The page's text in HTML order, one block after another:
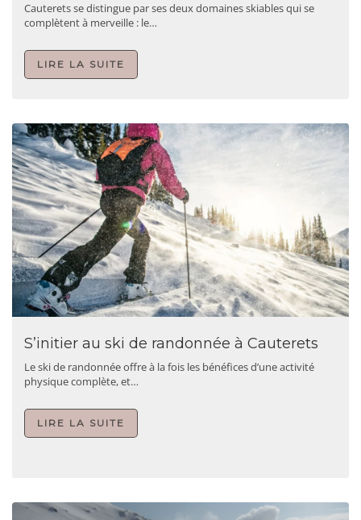
Cauterets se distingue par ses deux domaines skiables qui se
complètent à merveille : le…
LIRE LA SUITE
S’initier au ski de randonnée à Cauterets
Le ski de randonnée offre à la fois les bénéfices d’une activité
physique complète, et…
LIRE LA SUITE